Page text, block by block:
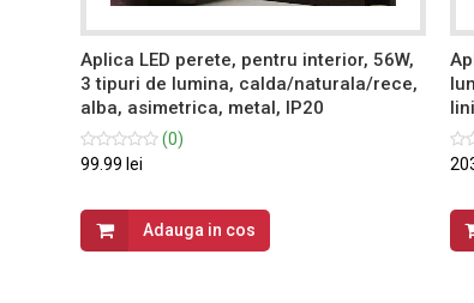
Aplica LED perete, pentru interior, 56W,
3 tipuri de lumina, calda/naturala/rece,
alba, asimetrica, metal, IP20
(0)
99.99 lei
Adauga in cos